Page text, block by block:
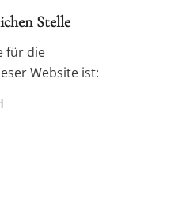
Stelle
für die
Website ist: